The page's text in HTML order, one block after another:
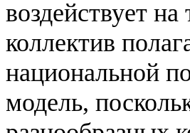
воздействует
коллектив
национальной
модель,